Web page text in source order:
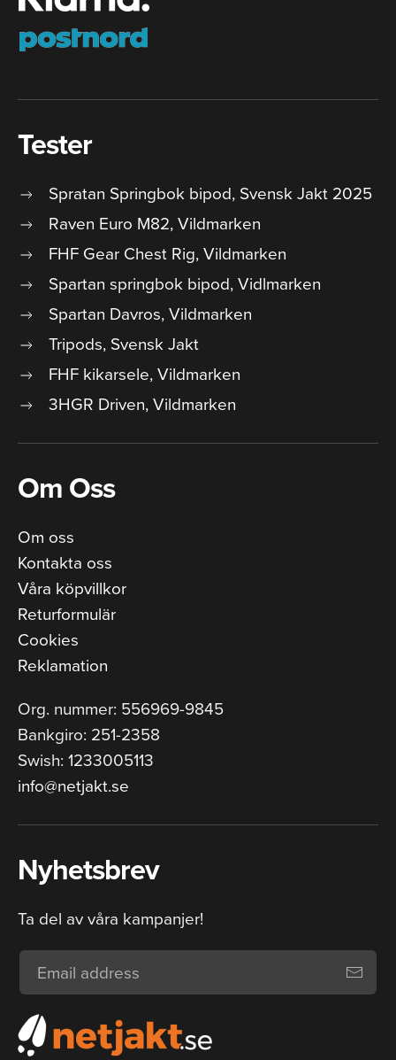
Tester
Spratan Springbok bipod, Svensk Jakt 2025
Raven Euro M82, Vildmarken
FHF Gear Chest Rig, Vildmarken
Spartan springbok bipod, Vidlmarken
Spartan Davros, Vildmarken
Tripods, Svensk Jakt
FHF kikarsele, Vildmarken
3HGR Driven, Vildmarken
Om Oss
Om oss
Kontakta oss
Våra köpvillkor
Returformulär
Cookies
Reklamation
Org. nummer: 556969-9845
Bankgiro: 251-2358
Swish: 1233005113
info@netjakt.se
Nyhetsbrev
Ta del av våra kampanjer!